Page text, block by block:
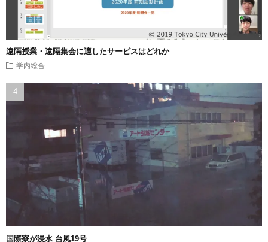
遠隔授業・遠隔集会に適したサービスはどれか
学内総合
国際寮が浸水 台風19号